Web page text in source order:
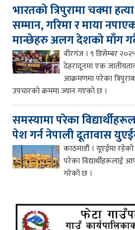
भारतको त्रिपुरामा चक्मा
सम्मान, गरिमा र माया
मान्छेहरु अलग देशको माँग
वीरगंज । ९ डिसेम्बर
देहरादूनमा एक
आक्रमणमा परेका
उपचारको क्रममा ज्यान गएको छ ।
समस्यामा परेका
पेश गर्न नेपाली दूतावास
काठमाडौं । यूएईमा
परेका विद्यार्थीहरूलाई
गरेको छ ।